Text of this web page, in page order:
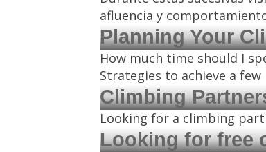
afluencia y
Planning Your
How much time should I
Strategies to achieve a few
Climbing
Looking for a climbing
Looking for free